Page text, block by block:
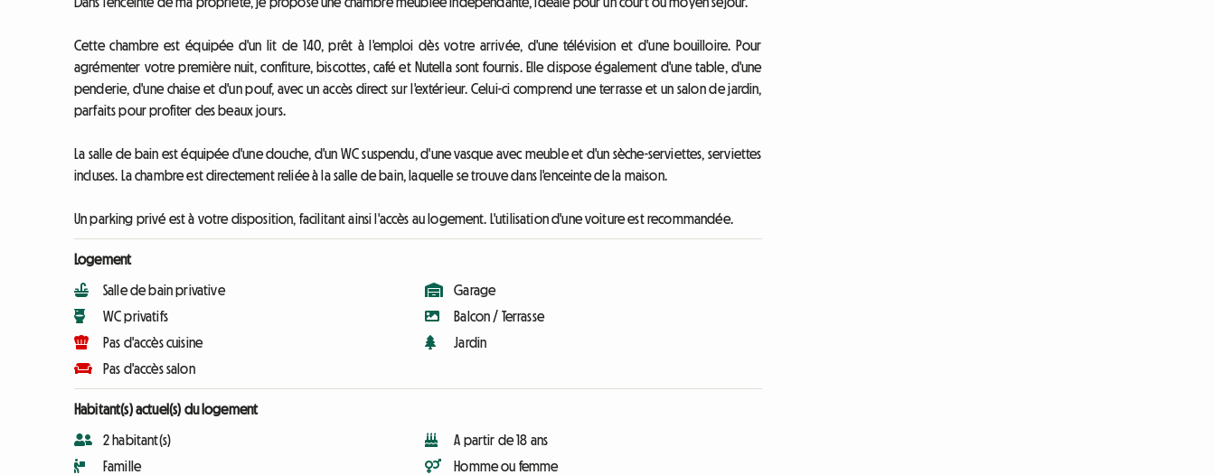
Cette chambre est équipée d'un lit de 140, prêt à l'emploi dès votre arrivée, d'une télévision et d'une bouilloire. Pour
agrémenter votre première nuit, confiture, biscottes, café et Nutella sont fournis. Elle dispose également d'une table, d'une
penderie, d'une chaise et d'un pouf, avec un accès direct sur l'extérieur. Celui-ci comprend une terrasse et un salon de jardin,
parfaits pour profiter des beaux jours.
La salle de bain est équipée d'une douche, d'un WC suspendu, d'une vasque avec meuble et d'un sèche-serviettes, serviettes
incluses. La chambre est directement reliée à la salle de bain, laquelle se trouve dans l'enceinte de la maison.
Un parking privé est à votre disposition, facilitant ainsi l'accès au logement. L'utilisation d'une voiture est recommandée.
Logement
Salle de bain privative
WC privatifs
Pas d'accès cuisine
Pas d'accès salon
Garage
Balcon / Terrasse
Jardin
Habitant(s) actuel(s) du logement
2 habitant(s)
Famille
A partir de 18 ans
Homme ou femme